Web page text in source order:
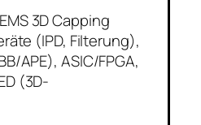
3D Capping
(IPD, Filterung),
APE), ASIC/FPGA,
(3D-